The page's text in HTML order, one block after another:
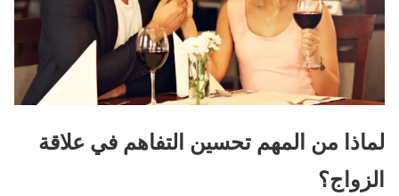
لماذا من المهم تحسين التفاهم في علاقة
الزواج؟